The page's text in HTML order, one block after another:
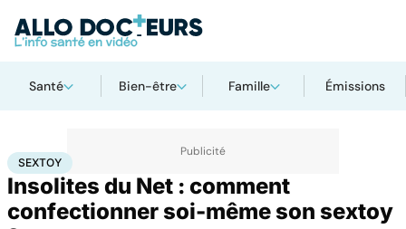
Santé Bien-être Famille Émissions
AccueilSanté
SEXTOY
Insolites du Net : comment
confectionner soi-même son sextoy